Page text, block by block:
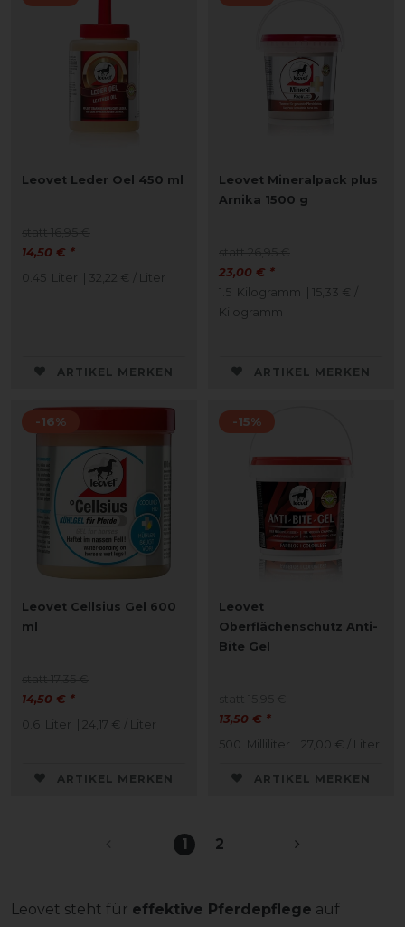
Leovet Leder Oel 450 ml
14,50 € *
0.45 Liter | 32,22 € / Liter
ARTIKEL MERKEN
Leovet Mineralpack plus
Arnika 1500 g
23,00 € *
1.5 Kilogramm | 15,33 € /
Kilogramm
ARTIKEL MERKEN
-16%
Leovet Cellsius Gel 600
ml
14,50 € *
0.6 Liter | 24,17 € / Liter
ARTIKEL MERKEN
-15%
Leovet
Oberflächenschutz Anti-
Bite Gel
13,50 € *
500 Milliliter | 27,00 € / Liter
ARTIKEL MERKEN
1 2
Leovet steht für effektive Pferdepflege auf